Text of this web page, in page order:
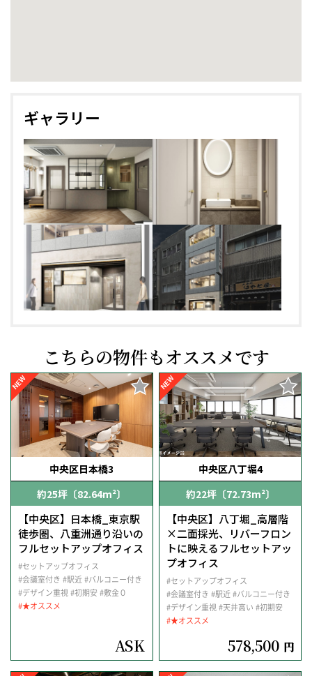
ギャラリー
こちらの物件もオススメです
NEW
中央区日本橋3
約25坪〔82.64m²〕
【中央区】日本橋_東京駅
徒歩圏、八重洲通り沿いの
フルセットアップオフィス
#セットアップオフィス
#会議室付き #駅近 #バルコニー付き
#デザイン重視#初期安 #敷金０
#★オススメ
ASK
NEW
中央区八丁堀4
約22坪〔72.73m²〕
【中央区】八丁堀_高層階
×二面採光、リバーフロン
トに映えるフルセットアッ
プオフィス
#セットアップオフィス
#会議室付き #駅近 #バルコニー付き
#デザイン重視#天井高い #初期安
#★オススメ
578,500 円